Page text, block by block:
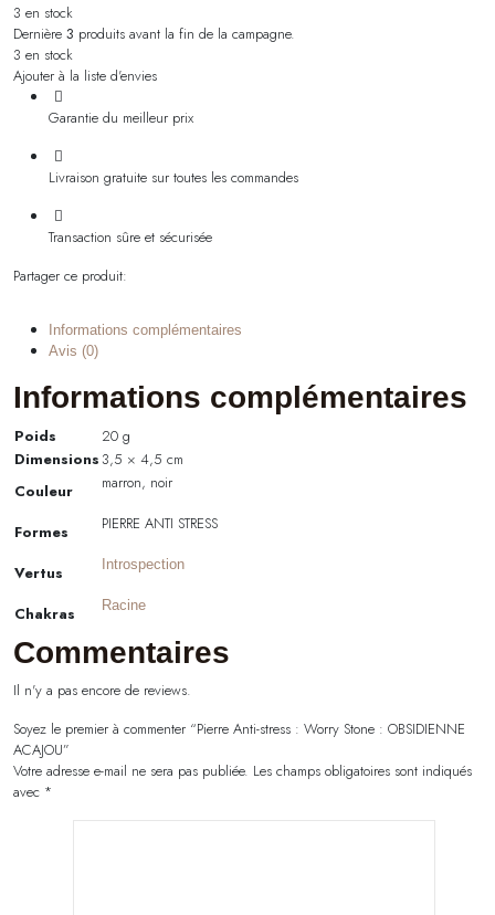
3 en stock
Dernière 3 produits avant la fin de la campagne.
3 en stock
Ajouter à la liste d'envies
Garantie du meilleur prix
Livraison gratuite sur toutes les commandes
Transaction sûre et sécurisée
Partager ce produit:
Informations complémentaires
Avis (0)
Informations complémentaires
Poids
20 g
Dimensions 3,5 × 4,5 cm
Couleur
marron, noir
Formes PIERRE ANTI STRESS
Vertus Introspection
Chakras Racine
Commentaires
Il n'y a pas encore de reviews.
Soyez le premier à commenter “Pierre Anti-stress : Worry Stone : OBSIDIENNE
ACAJOU”
Votre adresse e-mail ne sera pas publiée. Les champs obligatoires sont indiqués
avec *